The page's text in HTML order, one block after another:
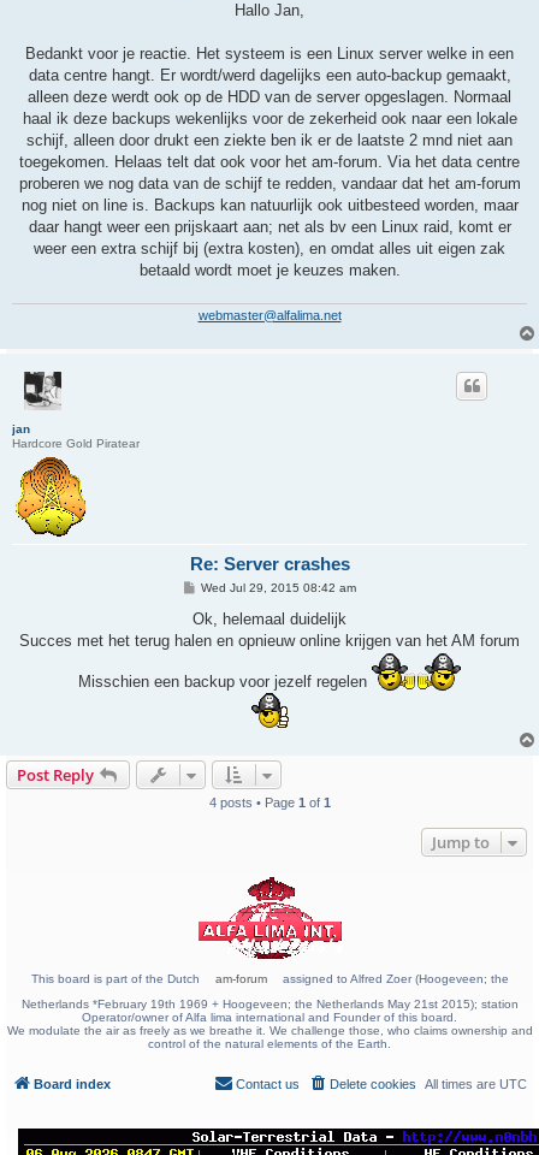
Hallo Jan,
Bedankt voor je reactie. Het systeem is een Linux server welke in een
data centre hangt. Er wordt/werd dagelijks een auto-backup gemaakt,
alleen deze werdt ook op de HDD van de server opgeslagen. Normaal
haal ik deze backups wekenlijks voor de zekerheid ook naar een lokale
schijf, alleen door drukt een ziekte ben ik er de laatste 2 mnd niet aan
toegekomen. Helaas telt dat ook voor het am-forum. Via het data centre
proberen we nog data van de schijf te redden, vandaar dat het am-forum
nog niet on line is. Backups kan natuurlijk ook uitbesteed worden, maar
daar hangt weer een prijskaart aan; net als bv een Linux raid, komt er
weer een extra schijf bij (extra kosten), en omdat alles uit eigen zak
betaald wordt moet je keuzes maken.
webmaster@alfalima.net
jan
Hardcore Gold Piratear
Re: Server crashes
P
s
Wed Jul 29, 2015 08:42 am
Ok, helemaal duidelijk
Succes met het terug halen en opnieuw online krijgen van het AM forum
Misschien een backup voor jezelf regelen
Post Reply
4 posts • Page 1 of 1
Jump to
This board is part of the Dutch am-forum
assigned to Alfred Zoer (Hoogeveen; the
Netherlands *February 19th 1969 + Hoogeveen; the Netherlands May 21st 2015); station
Operator/owner of Alfa lima international and Founder of this board.
We modulate the air as freely as we breathe it. We challenge those, who claims ownership and
control of the natural elements of the Earth.
Board index All times are UTC
Delete cookies
Contact us